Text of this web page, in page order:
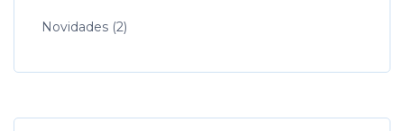
Novidades (2)